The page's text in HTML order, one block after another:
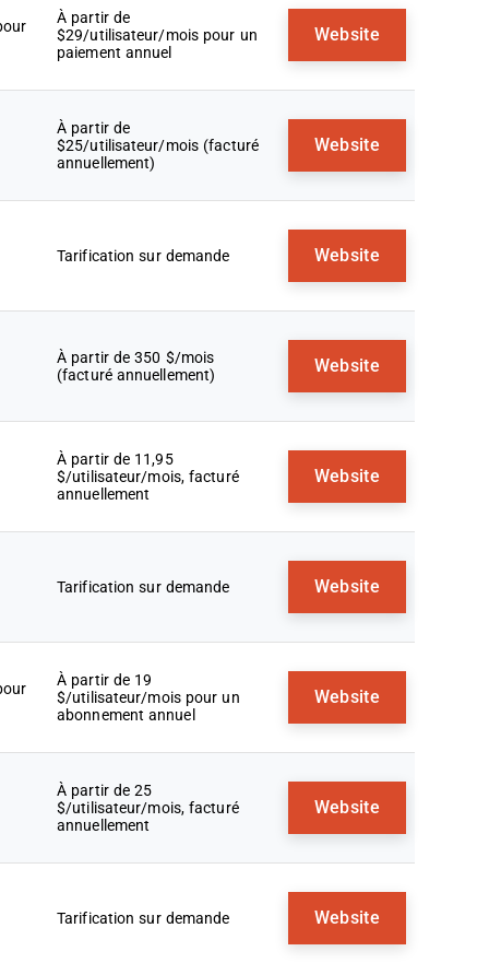
À partir de
$29/utilisateur/mois pour un
paiement annuel
Website
À partir de
$25/utilisateur/mois (facturé
annuellement)
Website
Tarification sur demande Website
À partir de 350 $/mois
(facturé annuellement)
Website
À partir de 11,95
$/utilisateur/mois, facturé
annuellement
Website
Tarification sur demande Website
À partir de 19
$/utilisateur/mois pour un
abonnement annuel
Website
À partir de 25
$/utilisateur/mois, facturé
annuellement
Website
Tarification sur demande Website